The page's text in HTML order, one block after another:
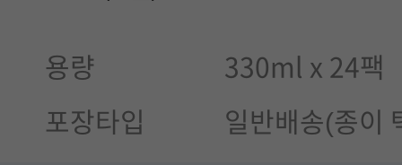
용량 330ml x 24팩
포장타입 일반배송(종이